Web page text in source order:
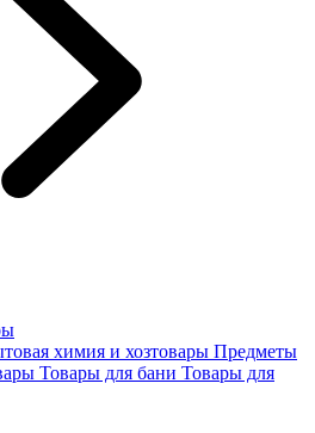
химия и хозтовары Предметы
Товары для бани Товары для